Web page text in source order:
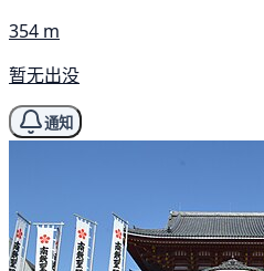
354 m
暂无出没
通知